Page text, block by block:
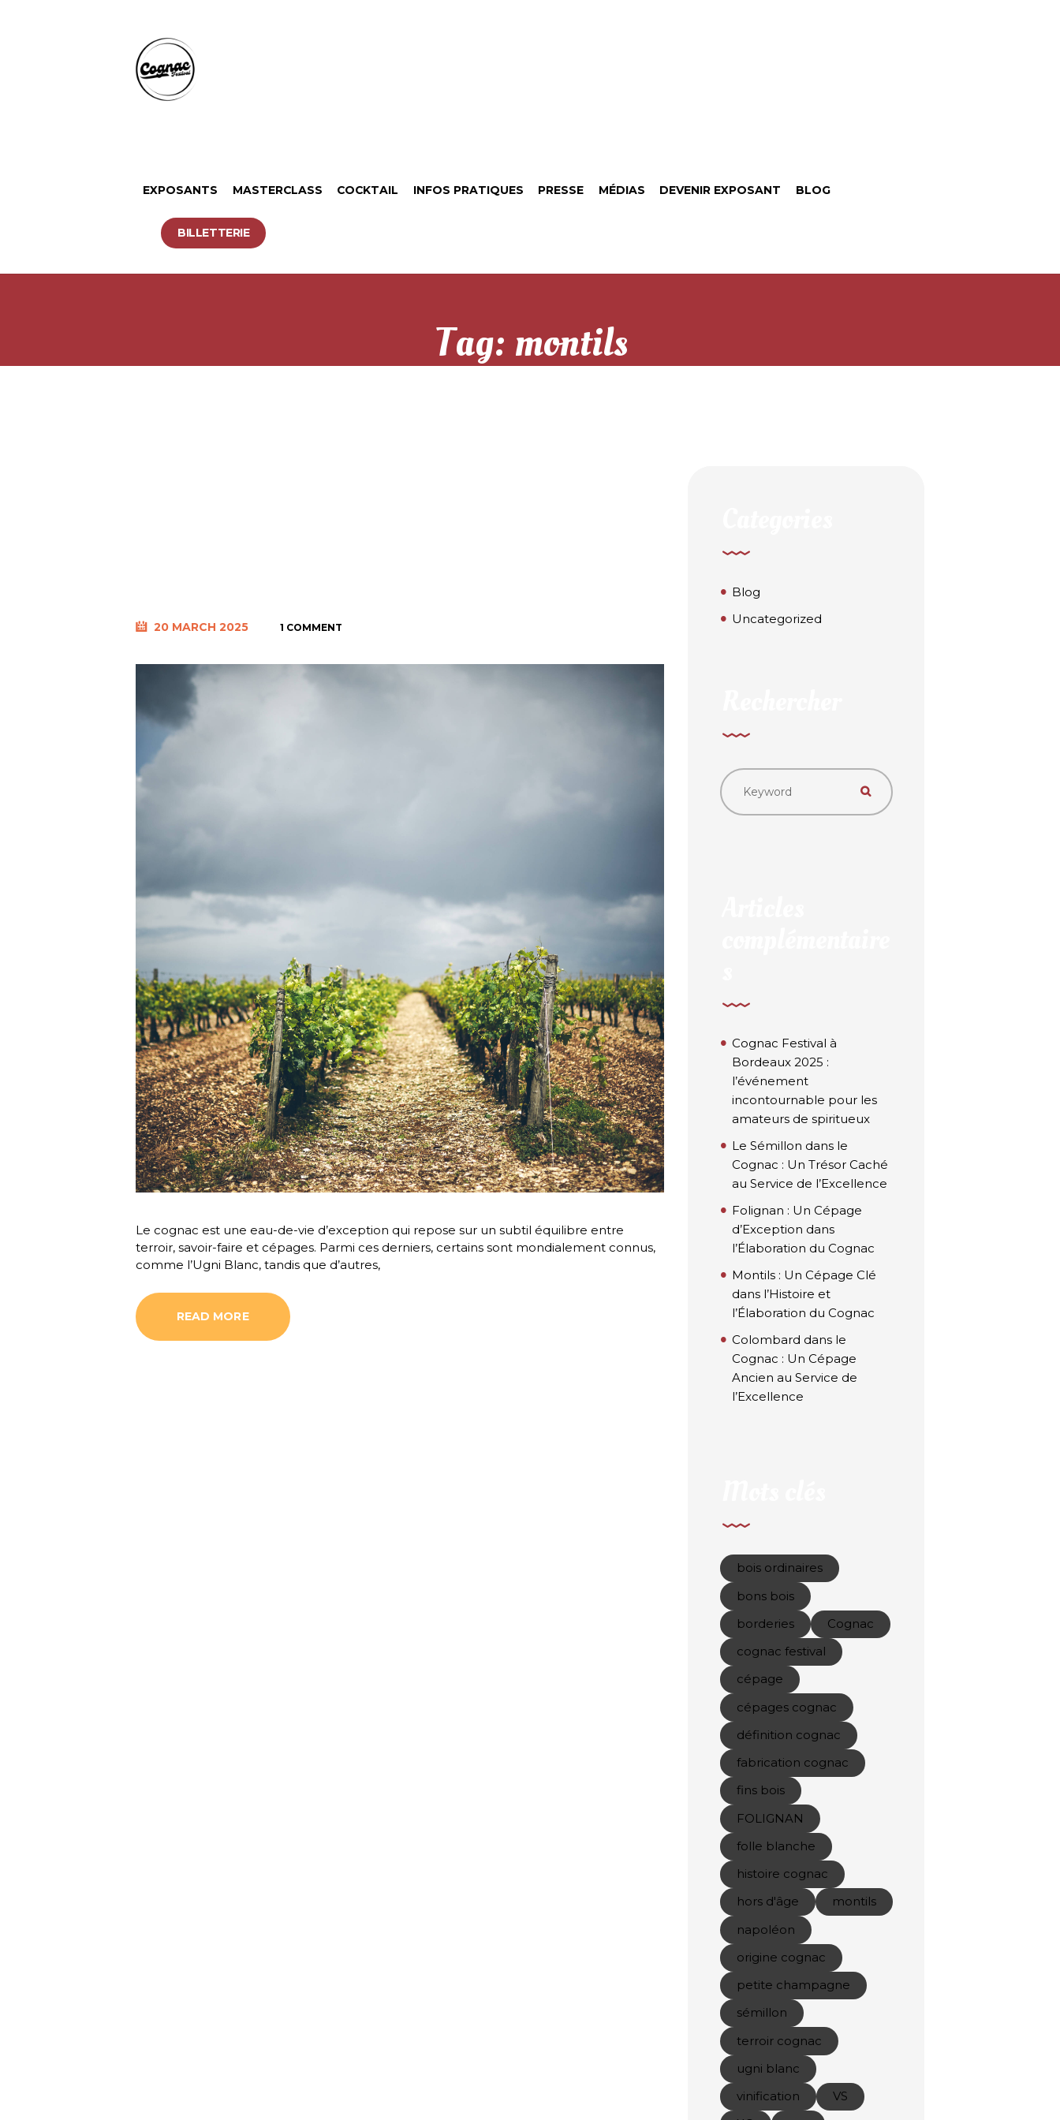
EXPOSANTS MASTERCLASS COCKTAIL INFOS PRATIQUES PRESSE MÉDIAS DEVENIR EXPOSANT BLOG
BILLETTERIE
Tag: montils
20 MARCH 2025 1 COMMENT
Le cognac est une eau-de-vie d’exception qui repose sur un subtil équilibre entre
terroir, savoir-faire et cépages. Parmi ces derniers, certains sont mondialement connus,
comme l’Ugni Blanc, tandis que d’autres,
READ MORE
Blog
Uncategorized
Cognac Festival à
Bordeaux 2025 :
l’événement
incontournable pour les
amateurs de spiritueux
Le Sémillon dans le
Cognac : Un Trésor Caché
au Service de l’Excellence
Folignan : Un Cépage
d’Exception dans
l’Élaboration du Cognac
Montils : Un Cépage Clé
dans l’Histoire et
l’Élaboration du Cognac
Colombard dans le
Cognac : Un Cépage
Ancien au Service de
l’Excellence
bois ordinaires
bons bois
borderies
Cognac
cognac festival
cépage
cépages cognac
définition cognac
fabrication cognac
fins bois
FOLIGNAN
folle blanche
histoire cognac
hors d'âge
montils
napoléon
origine cognac
petite champagne
sémillon
terroir cognac
ugni blanc
vinification
VS